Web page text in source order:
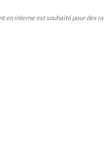
interne est souhaité pour des